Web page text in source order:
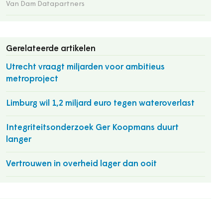
Van Dam Datapartners
Gerelateerde artikelen
Utrecht vraagt miljarden voor ambitieus
metroproject
Limburg wil 1,2 miljard euro tegen wateroverlast
Integriteitsonderzoek Ger Koopmans duurt
langer
Vertrouwen in overheid lager dan ooit